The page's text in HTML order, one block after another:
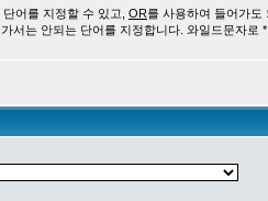
어를 지정할 수 있고, OR를 사용하여 들어가도
서는 안되는 단어를 지정합니다. 와일드문자로